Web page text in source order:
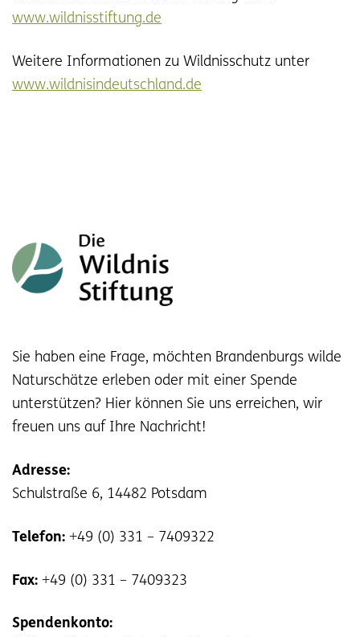
www.wildnisstiftung.de
Weitere Informationen zu Wildnisschutz unter
www.wildnisindeutschland.de
Sie haben eine Frage, möchten Brandenburgs wilde
Naturschätze erleben oder mit einer Spende
unterstützen? Hier können Sie uns erreichen, wir
freuen uns auf Ihre Nachricht!
Adresse:
Schulstraße 6, 14482 Potsdam
Telefon: +49 (0) 331 – 7409322
Fax: +49 (0) 331 – 7409323
Spendenkonto: